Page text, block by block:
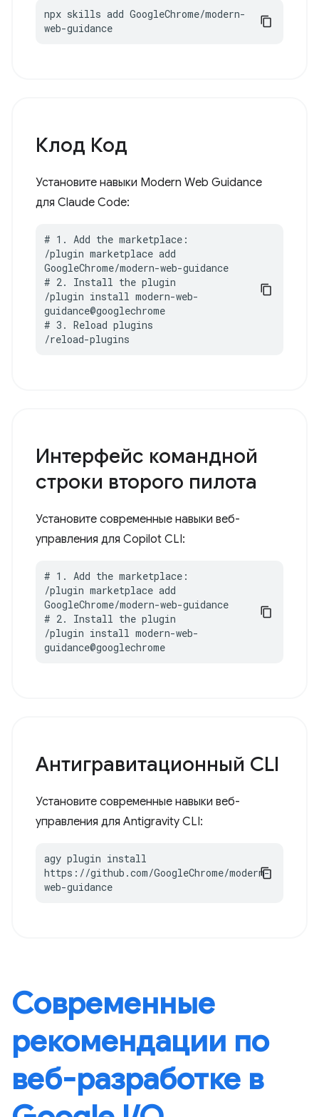
npx skills add GoogleChrome/modern-
web-guidance
Клод Код
Установите навыки Modern Web Guidance
для Claude Code:
# 1. Add the marketplace:
/plugin marketplace add
GoogleChrome/modern-web-guidance
# 2. Install the plugin
/plugin install modern-web-
guidance@googlechrome
# 3. Reload plugins
/reload-plugins
Интерфейс командной
строки второго пилота
Установите современные навыки веб-
управления для Copilot CLI:
# 1. Add the marketplace:
/plugin marketplace add
GoogleChrome/modern-web-guidance
# 2. Install the plugin
/plugin install modern-web-
guidance@googlechrome
Антигравитационный CLI
Установите современные навыки веб-
управления для Antigravity CLI:
agy plugin install
https://github.com/GoogleChrome/modern-
web-guidance
Современные
рекомендации по
веб-разработке в